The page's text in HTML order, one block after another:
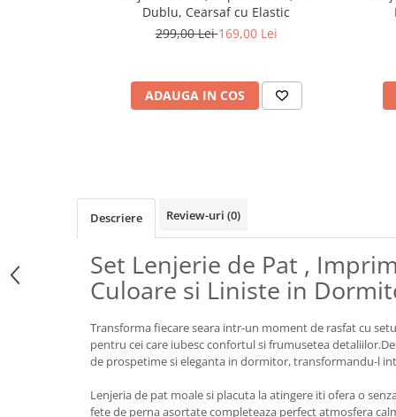
Dublu, Cearsaf cu Elastic
299,00 Lei169,00 Lei
ADAUGA IN COS
Descriere Review-uri (0)
Set Lenjerie de Pat ,
Culoare si Liniste in
Transforma fiecare seara intr-un moment de rasfat cu
pentru cei care iubesc confortul si frumusetea
de prospetime si eleganta in dormitor, transformandu-l
Lenjeria de pat moale si placuta la atingere iti ofera o
fete de perna asortate completeaza perfect atmosfera